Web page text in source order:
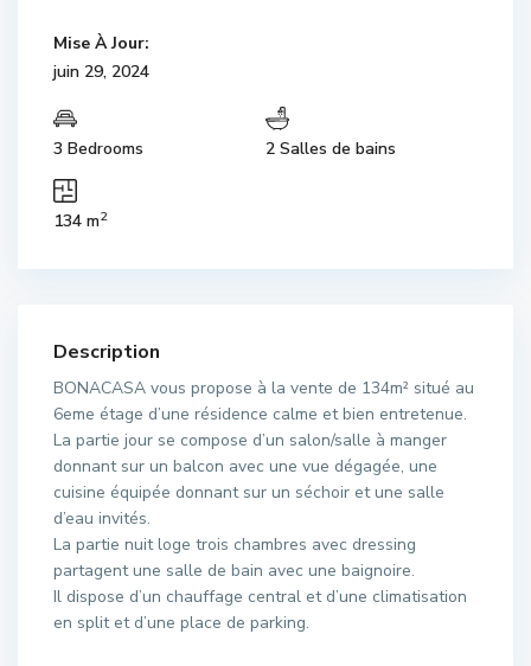
Mise À Jour:
juin 29, 2024
3 Bedrooms 2 Salles de bains
134 m2
Description
BONACASA vous propose à la vente de 134m² situé au
6eme étage d’une résidence calme et bien entretenue.
La partie jour se compose d’un salon/salle à manger
donnant sur un balcon avec une vue dégagée, une
cuisine équipée donnant sur un séchoir et une salle
d’eau invités.
La partie nuit loge trois chambres avec dressing
partagent une salle de bain avec une baignoire.
Il dispose d’un chauffage central et d’une climatisation
en split et d’une place de parking.